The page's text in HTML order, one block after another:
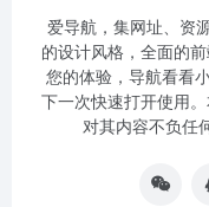
爱导航，集网址、资
的设计风格，全面的
您的体验，导航看看
下一次快速打开使用
对其内容不负任